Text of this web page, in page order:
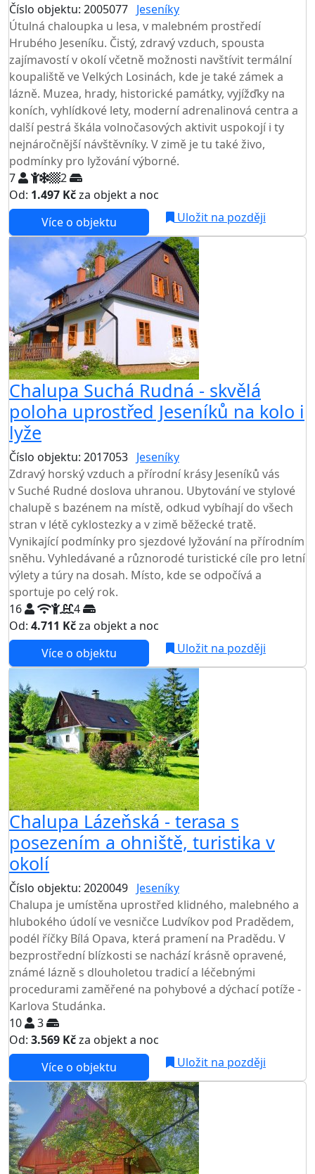
Číslo objektu: 2005077 Jeseníky
Útulná chaloupka u lesa, v malebném prostředí
Hrubého Jeseníku. Čistý, zdravý vzduch, spousta
zajímavostí v okolí včetně možnosti navštívit termální
koupaliště ve Velkých Losinách, kde je také zámek a
lázně. Muzea, hrady, historické památky, vyjížďky na
koních, vyhlídkové lety, moderní adrenalinová centra a
další pestrá škála volnočasových aktivit uspokojí i ty
nejnáročnější návštěvníky. V zimě je tu také živo,
podmínky pro lyžování výborné.
7
2
Od: 1.497 Kčza objekt a noc
Více o objektu
Uložit na později
Chalupa Suchá Rudná - skvělá
poloha uprostřed Jeseníků na kolo i
lyže
Číslo objektu: 2017053 Jeseníky
Zdravý horský vzduch a přírodní krásy Jeseníků vás
v Suché Rudné doslova uhranou. Ubytování ve stylové
chalupě s bazénem na místě, odkud vybíhají do všech
stran v létě cyklostezky a v zimě běžecké tratě.
Vynikající podmínky pro sjezdové lyžování na přírodním
sněhu. Vyhledávané a různorodé turistické cíle pro letní
výlety a túry na dosah. Místo, kde se odpočívá a
sportuje po celý rok.
16
4
Od: 4.711 Kčza objekt a noc
Více o objektu
Uložit na později
Chalupa Lázeňská - terasa s
posezením a ohniště, turistika v
okolí
Číslo objektu: 2020049 Jeseníky
Chalupa je umístěna uprostřed klidného, malebného a
hlubokého údolí ve vesničce Ludvíkov pod Pradědem,
podél říčky Bílá Opava, která pramení na Pradědu. V
bezprostřední blízkosti se nachází krásně opravené,
známé lázně s dlouholetou tradicí a léčebnými
procedurami zaměřené na pohybové a dýchací potíže -
Karlova Studánka.
10
3
Od: 3.569 Kčza objekt a noc
Více o objektu
Uložit na později